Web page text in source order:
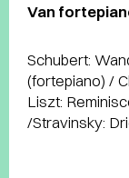
Van
Schubert:
(fortepiano) /
Liszt:
/Stravinsky: